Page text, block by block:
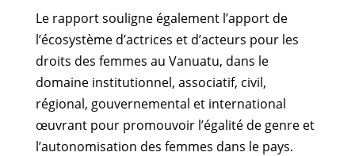
Le rapport souligne également l’apport de
l’écosystème d’actrices et d’acteurs pour les
droits des femmes au Vanuatu, dans le
domaine institutionnel, associatif, civil,
régional, gouvernemental et international
œuvrant pour promouvoir l’égalité de genre et
l’autonomisation des femmes dans le pays.